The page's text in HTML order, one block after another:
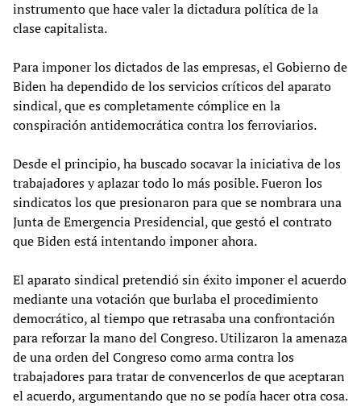
instrumento que hace valer la dictadura política de la
clase capitalista.
Para imponer los dictados de las empresas, el Gobierno de
Biden ha dependido de los servicios críticos del aparato
sindical, que es completamente cómplice en la
conspiración antidemocrática contra los ferroviarios.
Desde el principio, ha buscado socavar la iniciativa de los
trabajadores y aplazar todo lo más posible. Fueron los
sindicatos los que presionaron para que se nombrara una
Junta de Emergencia Presidencial, que gestó el contrato
que Biden está intentando imponer ahora.
El aparato sindical pretendió sin éxito imponer el acuerdo
mediante una votación que burlaba el procedimiento
democrático, al tiempo que retrasaba una confrontación
para reforzar la mano del Congreso. Utilizaron la amenaza
de una orden del Congreso como arma contra los
trabajadores para tratar de convencerlos de que aceptaran
el acuerdo, argumentando que no se podía hacer otra cosa.